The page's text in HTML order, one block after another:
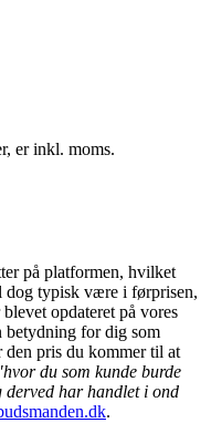
er inkl. moms.
på platformen, hvilket
dog typisk være i førprisen,
opdateret på vores
betydning for dig som
den pris du kommer til at
du som kunde burde
derved har handlet i ond
.